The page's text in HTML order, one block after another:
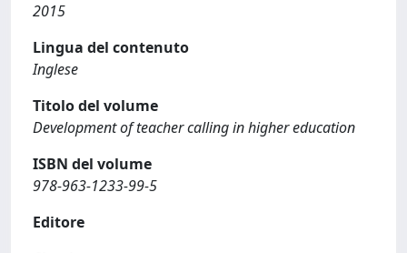
2015
Lingua del contenuto
Inglese
Titolo del volume
Development of teacher calling in higher education
ISBN del volume
978-963-1233-99-5
Editore